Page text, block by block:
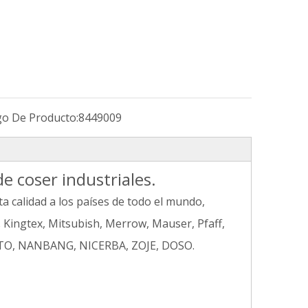
De Producto:8449009
coser industriales.
calidad a los países de todo el mundo,
Kingtex, Mitsubish, Merrow, Mauser, Pfaff,
NANBANG, NICERBA, ZOJE, DOSO.